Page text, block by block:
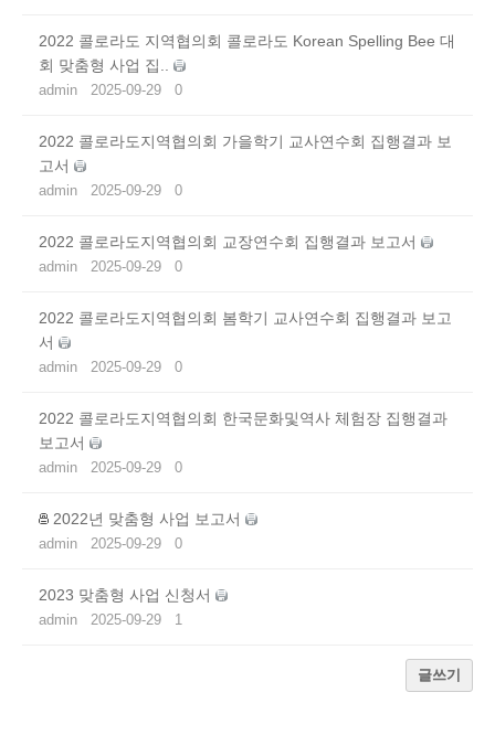
2022 콜로라도 지역협의회 콜로라도 Korean Spelling Bee 대
회 맞춤형 사업 집..
admin 2025-09-29 0
2022 콜로라도지역협의회 가을학기 교사연수회 집행결과 보
고서
admin 2025-09-29 0
2022 콜로라도지역협의회 교장연수회 집행결과 보고서
admin 2025-09-29 0
2022 콜로라도지역협의회 봄학기 교사연수회 집행결과 보고
서
admin 2025-09-29 0
2022 콜로라도지역협의회 한국문화및역사 체험장 집행결과
보고서
admin 2025-09-29 0
2022년 맞춤형 사업 보고서
admin 2025-09-29 0
2023 맞춤형 사업 신청서
admin 2025-09-29 1
글쓰기